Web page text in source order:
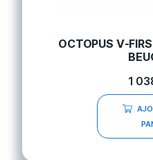
OCTOPUS V-FIRST FLEXIBLE JAUNE
1